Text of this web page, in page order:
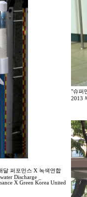
달 퍼포먼스 X 녹색연합
Discharge _
X Green Korea United
"슈퍼
2013